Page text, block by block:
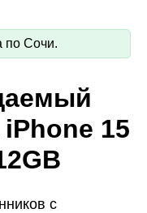
по Сочи.
15
с